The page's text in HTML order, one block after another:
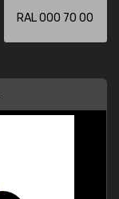
RAL 000 70 00